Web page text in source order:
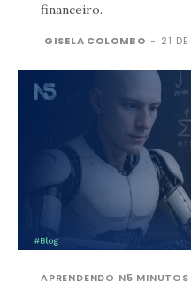
financeiro.
GISELA COLOMBO - 21
APRENDENDO N5 MINUTOS